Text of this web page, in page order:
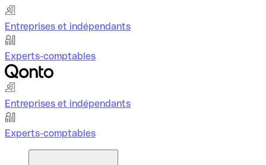
Entreprises et indépendants
Experts-comptables
Entreprises et indépendants
Experts-comptables